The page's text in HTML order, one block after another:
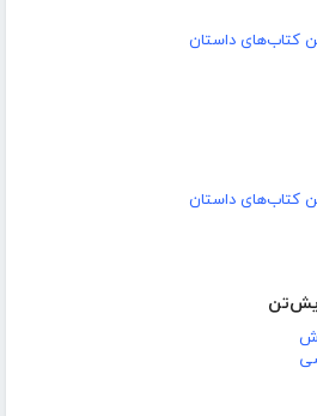
کتاب‌های داستان
کتاب‌های داستان